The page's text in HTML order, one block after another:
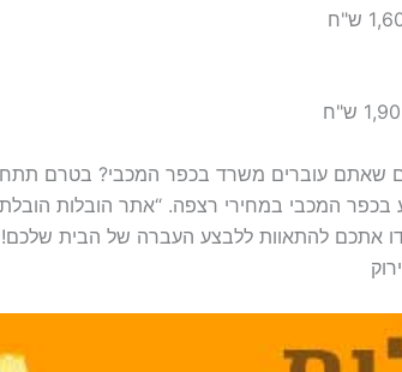
שאתם עוברים משרד בכפר המכבי? בטרם
המכבי במחירי רצפה. “אתר הובלות
אתכם להתאוות ללבצע העברה של הבית שלכם!